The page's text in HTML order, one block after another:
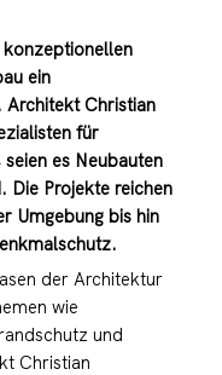
ein
Architekt Christian
für
es Neubauten
Die Projekte reichen
Umgebung bis hin
der Architektur
wie
und
Christian